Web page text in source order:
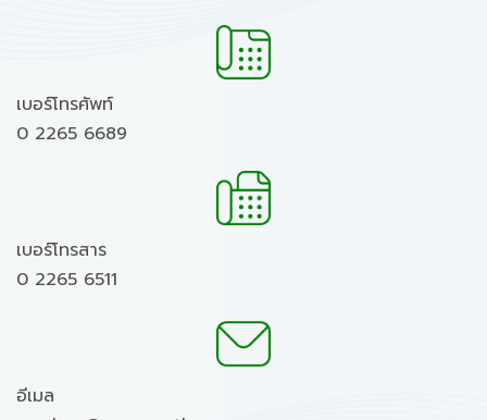
เบอร์โทรศัพท์
0 2265 6689
เบอร์โทรสาร
0 2265 6511
อีเมล